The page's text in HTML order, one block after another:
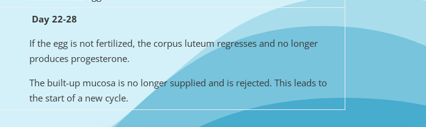
Day 22-28
If the egg is not fertilized, the corpus luteum regresses and no longer
produces progesterone.
The built-up mucosa is no longer supplied and is rejected. This leads to
the start of a new cycle.